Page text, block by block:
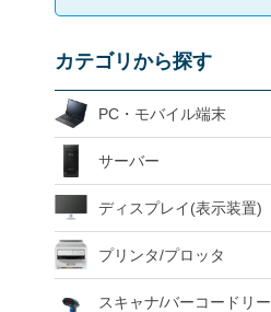
カテゴリから探す
PC・モバイル端末
サーバー
ディスプレイ(表示装置)
プリンタ/プロッタ
スキャナ/バーコードリー